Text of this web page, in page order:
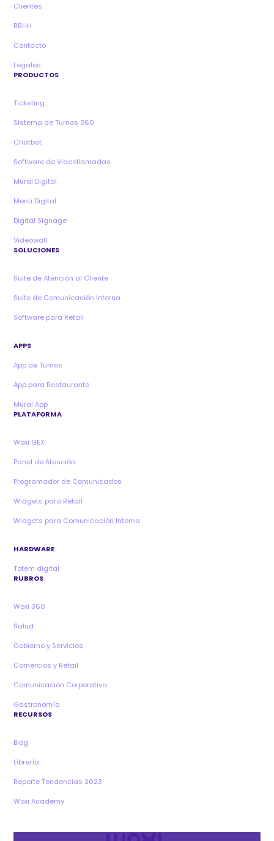
Clientes
RRHH
Contacto
Legales
PRODUCTOS
Ticketing
Sistema de Turnos 360
Chatbot
Software de Videollamadas
Mural Digital
Menú Digital
Digital Signage
Videowall
SOLUCIONES
Suite de Atención al Cliente
Suite de Comunicación Interna
Software para Retail
APPS
App de Turnos
App para Restaurante
Mural App
PLATAFORMA
Woxi GEX
Panel de Atención
Programador de Comunicados
Widgets para Retail
Widgets para Comunicación Interna
HARDWARE
Totem digital
RUBROS
Woxi 360
Salud
Gobierno y Servicios
Comercios y Retail
Comunicación Corporativa
Gastronomía
RECURSOS
Blog
Librería
Reporte Tendencias 2023
Woxi Academy